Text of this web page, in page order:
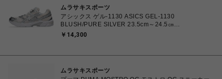
ムラサキスポーツ
アシックス ゲル-1130 ASICS GEL-1130
BLUSH/PURE SILVER 23.5cm～24.5㎝
1203A609.700 4571633242793 レディース スニーカ
￥14,300
ムラサキスポーツ